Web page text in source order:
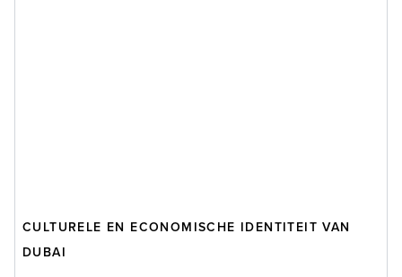
CULTURELE EN ECONOMISCHE IDENTITEIT VAN
DUBAI